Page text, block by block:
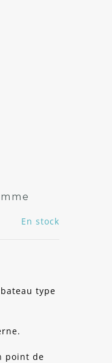
En stock
type
point de